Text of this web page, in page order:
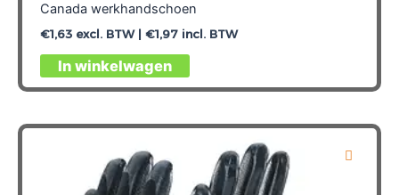
Canada werkhandschoen
€1,63excl. BTW | €1,97incl. BTW
In winkelwagen
Dit
product
meerdere
Deze
optie